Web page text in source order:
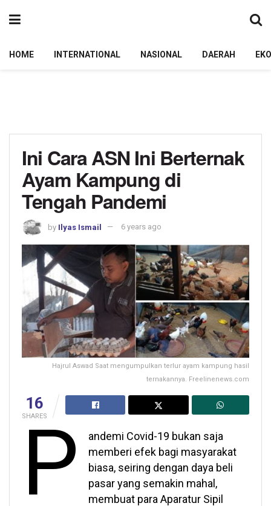
HOME INTERNATIONAL NASIONAL DAERAH
Ini Cara ASN Ini Berternak
Ayam Kampung di
Tengah Pandemi
by Ilyas Ismail 6 years ago
Hajrul Aswad Saat mengumpulkan terlur ayam kampung hasil
ternakannya. Freelinenews.com
16
SHARES
P
andemi Covid-19 bukan saja
memberi efek bagi masyarakat
biasa, seiring dengan daya beli
pasar yang semakin mahal,
membuat para Aparatur Sipil